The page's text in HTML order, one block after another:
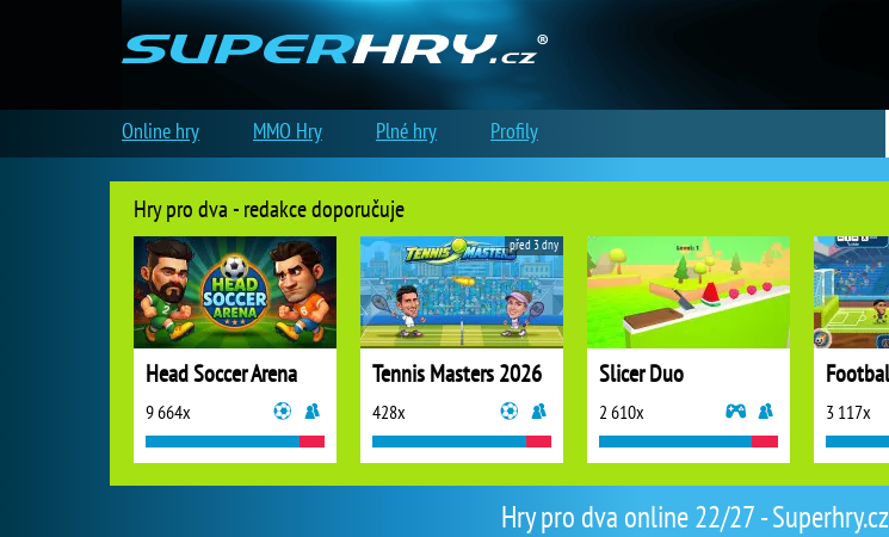
Hry pro dva online 22/27 - Superhry.cz
Hry pro dva - redakce doporučuje
Head Soccer Arena
9 664x
Tennis Masters 2026
428x
před 3 dny
Slicer Duo
2 610x 3 117x
Online hry MMO Hry Plné hry Profily